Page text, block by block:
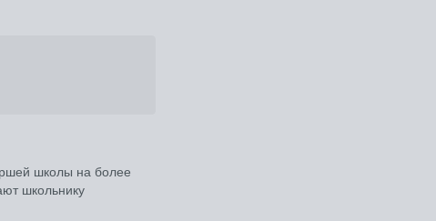
школы на более
школьнику